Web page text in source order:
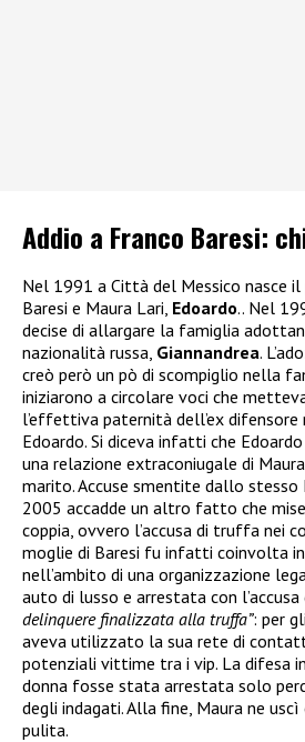
Addio a Franco Baresi:
Nel 1991 a Città del Messico nasce
Baresi e Maura Lari, Edoardo.. Nel
decise di allargare la famiglia
nazionalità russa, Giannandrea.
creò però un pò di scompiglio nella
iniziarono a circolare voci che
l’effettiva paternità dell’ex
Edoardo. Si diceva infatti che
una relazione extraconiugale di
marito. Accuse smentite dallo stesso
2005 accadde un altro fatto che
coppia, ovvero l’accusa di truffa nei
moglie di Baresi fu infatti coinvolta in
nell’ambito di una organizzazione
auto di lusso e arrestata con l’accusa
delinquere finalizzata alla truffa”: per
aveva utilizzato la sua rete di
potenziali vittime tra i vip. La difesa
donna fosse stata arrestata solo
degli indagati. Alla fine, Maura ne
pulita.